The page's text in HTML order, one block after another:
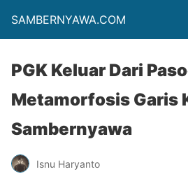
SAMBERNYAWA.COM
PGK Keluar Dari
Metamorfosis Garis
Sambernyawa
Isnu Haryanto